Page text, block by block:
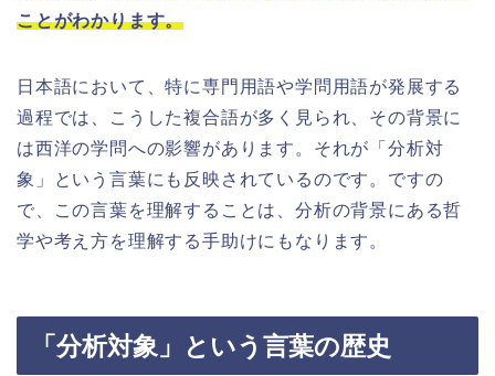
ことがわかります。
日本語において、特に専門用語や学問用語が発展する
過程では、こうした複合語が多く見られ、その背景に
は西洋の学問への影響があります。それが「分析対
象」という言葉にも反映されているのです。ですの
で、この言葉を理解することは、分析の背景にある哲
学や考え方を理解する手助けにもなります。
「分析対象」という言葉の歴史